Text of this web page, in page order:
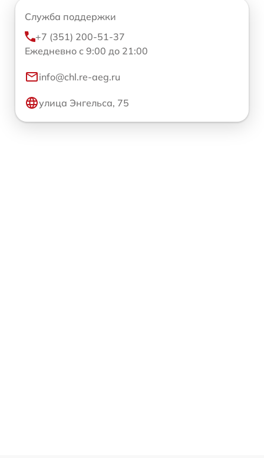
Служба поддержки
+7 (351) 200-51-37
Ежедневно с 9:00 до 21:00
info@chl.re-aeg.ru
улица Энгельса, 75